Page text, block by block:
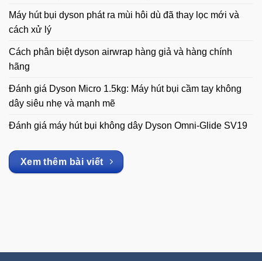
Máy hút bụi dyson phát ra mùi hôi dù đã thay lọc mới và
cách xử lý
Cách phân biệt dyson airwrap hàng giả và hàng chính
hãng
Đánh giá Dyson Micro 1.5kg: Máy hút bụi cầm tay không
dây siêu nhẹ và mạnh mẽ
Đánh giá máy hút bụi không dây Dyson Omni-Glide SV19
Xem thêm bài viết